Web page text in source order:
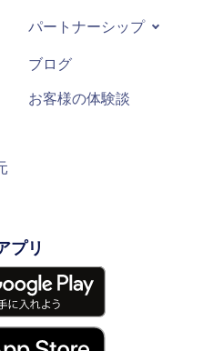
パートナーシップ
ブログ
お客様の体験談
プリ